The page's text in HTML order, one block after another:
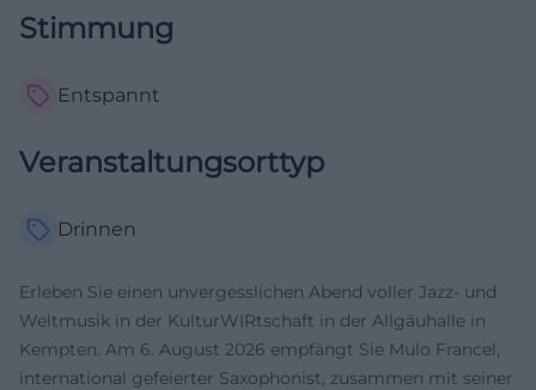
Stimmung
Entspannt
Veranstaltungsorttyp
Drinnen
Erleben Sie einen unvergesslichen Abend voller Jazz- und
Weltmusik in der KulturWIRtschaft in der Allgäuhalle in
Kempten. Am 6. August 2026 empfängt Sie Mulo Francel,
international gefeierter Saxophonist, zusammen mit seiner